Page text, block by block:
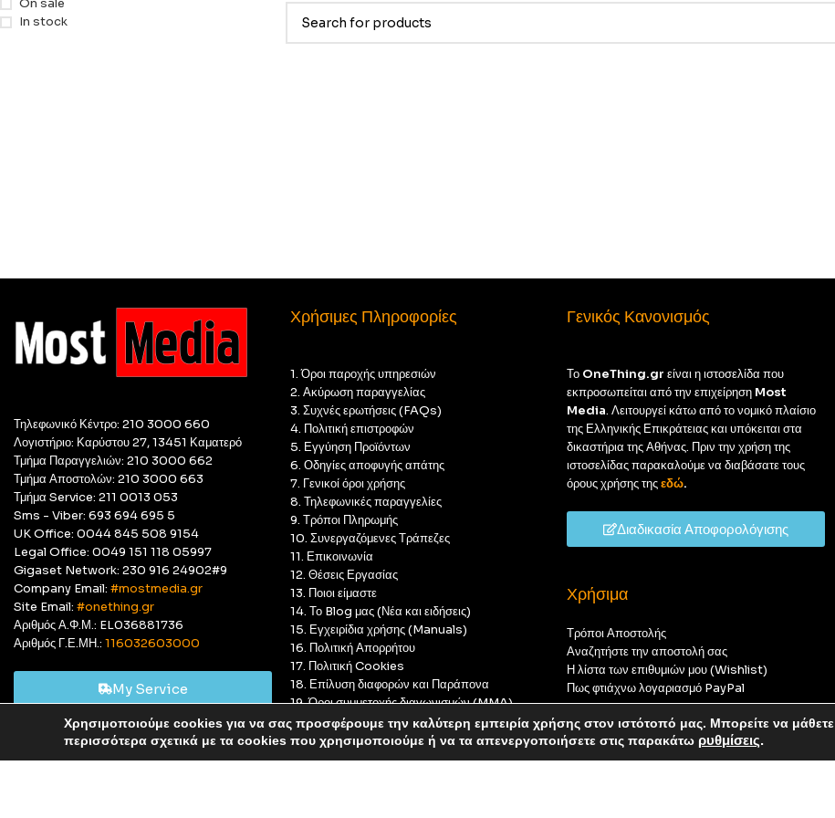
Αυτό είναι ένα δοκιμαστικό κατάστημα για δοκιμαστικούς σκοπούς — καμία παραγγελία δεν θα ολοκληρωθεί.
On sale
In stock
Τηλεφωνικό Κέντρο: 210 3000 660
Λογιστήριο: Καρύστου 27, 13451 Καματερό
Τμήμα Παραγγελιών: 210 3000 662
Τμήμα Αποστολών: 210 3000 663
Τμήμα Service: 211 0013 053
Sms - Viber: 693 694 695 5
UK Office: 0044 845 508 9154
Legal Office: 0049 151 118 05997
Gigaset Network: 230 916 24902#9
Company Email: #mostmedia.gr
Site Email: #onething.gr
Αριθμός Α.Φ.Μ.: EL036881736
Αριθμός Γ.Ε.ΜΗ.: 116032603000
My Service
Χρήσιμες Πληροφορίες
1. Όροι παροχής υπηρεσιών
2. Ακύρωση παραγγελίας
3. Συχνές ερωτήσεις (FAQs)
4. Πολιτική επιστροφών
5. Εγγύηση Προϊόντων
6. Οδηγίες αποφυγής απάτης
7. Γενικοί όροι χρήσης
8. Τηλεφωνικές παραγγελίες
9. Τρόποι Πληρωμής
10. Συνεργαζόμενες Τράπεζες
11. Επικοινωνία
12. Θέσεις Εργασίας
13. Ποιοι είμαστε
14. Το Blog μας (Νέα και ειδήσεις)
15. Εγχειρίδια χρήσης (Manuals)
16. Πολιτική Απορρήτου
17. Πολιτική Cookies
18. Επίλυση διαφορών και Παράπονα
19. Όροι συμμετοχής διαγωνισμών (MMA)
20. GDPR Compliant
Γενικός Κανονισμός
Το OneThing.gr είναι η ιστοσελίδα που
εκπροσωπείται από την επιχείρηση Most
Media. Λειτουργεί κάτω από το νομικό πλαίσιο
της Ελληνικής Επικράτειας και υπόκειται στα
δικαστήρια της Αθήνας. Πριν την χρήση της
ιστοσελίδας παρακαλούμε να διαβάσατε τους
όρους χρήσης τηςεδώ.
Διαδικασία Αποφορολόγισης
Χρήσιμα
Τρόποι Αποστολής
Αναζητήστε την αποστολή σας
Η λίστα των επιθυμιών μου (Wishlist)
Πως φτιάχνω λογαριασμό PayPal
© Most Media 2011 - 2025, All rights reserved
Χρησιμοποιούμε cookies για να σας προσφέρουμε την καλύτερη εμπειρία χρήσης στον ιστότοπό μας. Μπορείτε να μάθετε
περισσότερα σχετικά με τα cookies που χρησιμοποιούμε ή να τα απενεργοποιήσετε στις παρακάτω ρυθμίσεις.